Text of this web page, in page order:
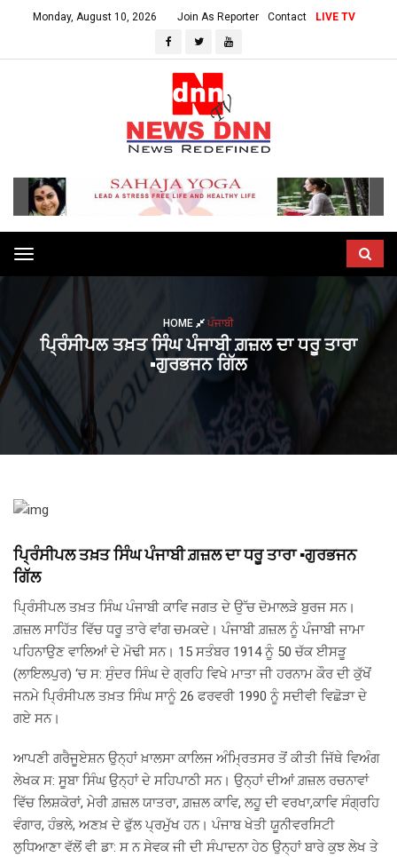
Monday, August 10, 2026 Join As Reporter Contact LIVE TV
Toggle
navigation
HOME ਪੰਜਾਬੀ
ਪ੍ਰਿੰਸੀਪਲ ਤਖ਼ਤ ਸਿੰਘ ਪੰਜਾਬੀ ਗ਼ਜ਼ਲ ਦਾ ਧਰੂ ਤਾਰਾ
▪️ਗੁਰਭਜਨ ਗਿੱਲ
ਪ੍ਰਿੰਸੀਪਲ ਤਖ਼ਤ ਸਿੰਘ ਪੰਜਾਬੀ ਗ਼ਜ਼ਲ ਦਾ ਧਰੂ ਤਾਰਾ ▪️ਗੁਰਭਜਨ
ਗਿੱਲ
ਪ੍ਰਿੰਸੀਪਲ ਤਖ਼ਤ ਸਿੰਘ ਪੰਜਾਬੀ ਕਾਵਿ ਜਗਤ ਦੇ ਉੱਚ ਦੋਮਾਲੜੇ ਬੁਰਜ ਸਨ।
ਗ਼ਜ਼ਲ ਸਾਹਿੱਤ ਵਿੱਚ ਧਰੂ ਤਾਰੇ ਵਾਂਗ ਚਮਕਦੇ। ਪੰਜਾਬੀ ਗ਼ਜ਼ਲ ਨੂੰ ਪੰਜਾਬੀ ਜਾਮਾ
ਪਹਿਨਾਉਣ ਵਾਲਿਆਂ ਦੇ ਮੋਢੀ ਸਨ। 15 ਸਤੰਬਰ 1914 ਨੂੰ 50 ਚੱਕ ਈਸੜੂ
(ਲਾਇਲਪੁਰ) ‘ਚ ਸ: ਸੁੰਦਰ ਸਿੰਘ ਦੇ ਗ੍ਰਹਿ ਵਿਖੇ ਮਾਤਾ ਜੀ ਹਰਨਾਮ ਕੌਰ ਦੀ ਕੁੱਖੋਂ
ਜਨਮੇ ਪ੍ਰਿੰਸੀਪਲ ਤਖ਼ਤ ਸਿੰਘ ਸਾਨੂੰ 26 ਫਰਵਰੀ 1990 ਨੂੰ ਸਦੀਵੀ ਵਿਛੋੜਾ ਦੇ
ਗਏ ਸਨ।
ਆਪਣੀ ਗਰੈਜੂਏਸ਼ਨ ਉਨ੍ਹਾਂ ਖ਼ਾਲਸਾ ਕਾਲਿਜ ਅੰਮ੍ਰਿਤਸਰ ਤੋਂ ਕੀਤੀ ਜਿੱਥੇ ਵਿਅੰਗ
ਲੇਖਕ ਸ: ਸੂਬਾ ਸਿੰਘ ਉਨ੍ਹਾਂ ਦੇ ਸਹਿਪਾਠੀ ਸਨ। ਉਨ੍ਹਾਂ ਦੀਆਂ ਗ਼ਜ਼ਲ ਰਚਨਾਵਾਂ
ਵਿੱਚ ਲਿਸ਼ਕੋਰਾਂ, ਮੇਰੀ ਗ਼ਜ਼ਲ ਯਾਤਰਾ, ਗ਼ਜ਼ਲ ਕਾਵਿ, ਲਹੂ ਦੀ ਵਰਖਾ,ਕਾਵਿ ਸੰਗ੍ਰਹਿ
ਵੰਗਾਰ, ਹੰਭਲੇ, ਅਣਖ਼ ਦੇ ਫੁੱਲ ਪ੍ਰਮੁੱਖ ਹਨ। ਪੰਜਾਬ ਖੇਤੀ ਯੂਨੀਵਰਸਿਟੀ
ਲੁਧਿਆਣਾ ਵੱਲੋਂ ਵੀ ਡਾ: ਸ ਨ ਸੇਵਕ ਜੀ ਦੀ ਸੰਪਾਦਨਾ ਹੇਠ ਉਨ੍ਹਾਂ ਬਾਰੇ ਕੁਝ ਲੇਖ ਤੇ